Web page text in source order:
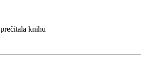
prečítala knihu